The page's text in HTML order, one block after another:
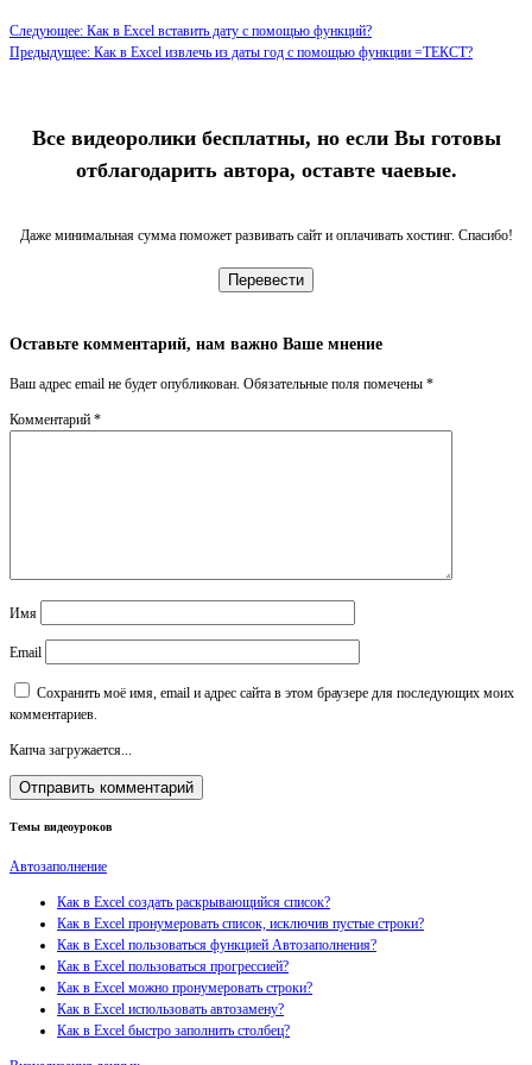
Следующее: Как в Excel вставить дату с помощью функций?
Предыдущее: Как в Excel извлечь из даты год с помощью функции =ТЕКСТ?
Все видеоролики бесплатны, но если Вы готовы
отблагодарить автора, оставте чаевые.
Даже минимальная сумма поможет развивать сайт и оплачивать хостинг. Спасибо!
Перевести
Оставьте комментарий, нам важно Ваше мнение
Ваш адрес email не будет опубликован. Обязательные поля помечены *
Комментарий *
Имя
Email
Сохранить моё имя, email и адрес сайта в этом браузере для последующих моих
комментариев.
Капча загружается...
Темы видеоуроков
Автозаполнение
Как в Excel создать раскрывающийся список?
Как в Excel пронумеровать список, исключив пустые строки?
Как в Excel пользоваться функцией Автозаполнения?
Как в Excel пользоваться прогрессией?
Как в Excel можно пронумеровать строки?
Как в Excel использовать автозамену?
Как в Excel быстро заполнить столбец?